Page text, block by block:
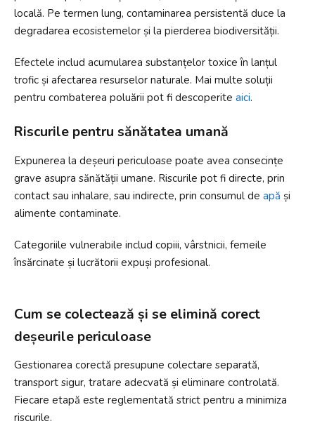
locală. Pe termen lung, contaminarea persistentă duce la
degradarea ecosistemelor și la pierderea biodiversității.
Efectele includ acumularea substanțelor toxice în lanțul
trofic și afectarea resurselor naturale. Mai multe soluții
pentru combaterea poluării pot fi descoperite aici.
Riscurile pentru sănătatea umană
Expunerea la deșeuri periculoase poate avea consecințe
grave asupra sănătății umane. Riscurile pot fi directe, prin
contact sau inhalare, sau indirecte, prin consumul de apă și
alimente contaminate.
Categoriile vulnerabile includ copiii, vârstnicii, femeile
însărcinate și lucrătorii expuși profesional.
Cum se colectează și se elimină corect
deșeurile periculoase
Gestionarea corectă presupune colectare separată,
transport sigur, tratare adecvată și eliminare controlată.
Fiecare etapă este reglementată strict pentru a minimiza
riscurile.